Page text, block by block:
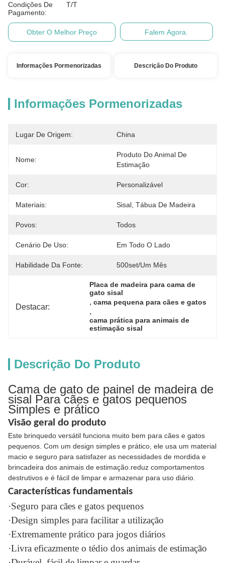
Condições De
Pagamento:
T/T
Obter O Melhor Preço Falem Agora.
Informações Pormenorizadas Descrição Do Produto
Informações Pormenorizadas
Lugar De Origem: China
Nome:
Produto Do Animal De
Estimação
Cor: Personalizável
Materiais: Sisal, Tábua De Madeira
Povos: Todos
Cenário De Uso: Em Todo O Lado
Habilidade Da Fonte: 500set/um Mês
Destacar:
Placa de madeira para cama de
gato sisal
, cama pequena para cães e gatos
,
cama prática para animais de
estimação sisal
Descrição Do Produto
Cama de gato de painel de madeira de
sisal Para cães e gatos pequenos
Simples e prático
Visão geral do produto
Este brinquedo versátil funciona muito bem para cães e gatos
pequenos. Com um design simples e prático, ele usa um material
macio e seguro para satisfazer as necessidades de mordida e
brincadeira dos animais de estimação.reduz comportamentos
destrutivos e é fácil de limpar e armazenar para uso diário.
Características fundamentais
·Seguro para cães e gatos pequenos
·Design simples para facilitar a utilização
·Extremamente prático para jogos diários
·Livra eficazmente o tédio dos animais de estimação